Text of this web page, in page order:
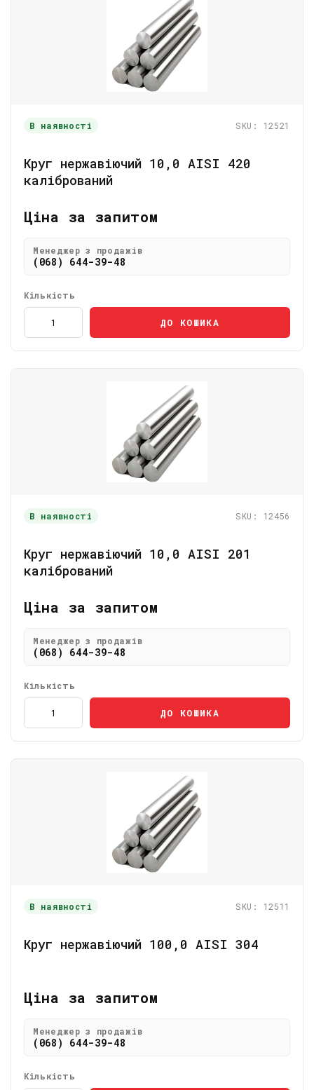
В наявності SKU: 12521
Круг нержавіючий 10,0 AISI 420
калібрований
Ціна за запитом
Менеджер з продажів
(068) 644-39-48
Кількість
ДО КОШИКА
В наявності SKU: 12456
Круг нержавіючий 10,0 АІSI 201
калібрований
Ціна за запитом
Менеджер з продажів
(068) 644-39-48
Кількість
ДО КОШИКА
В наявності SKU: 12511
Круг нержавіючий 100,0 АІSI 304
Ціна за запитом
Менеджер з продажів
(068) 644-39-48
Кількість